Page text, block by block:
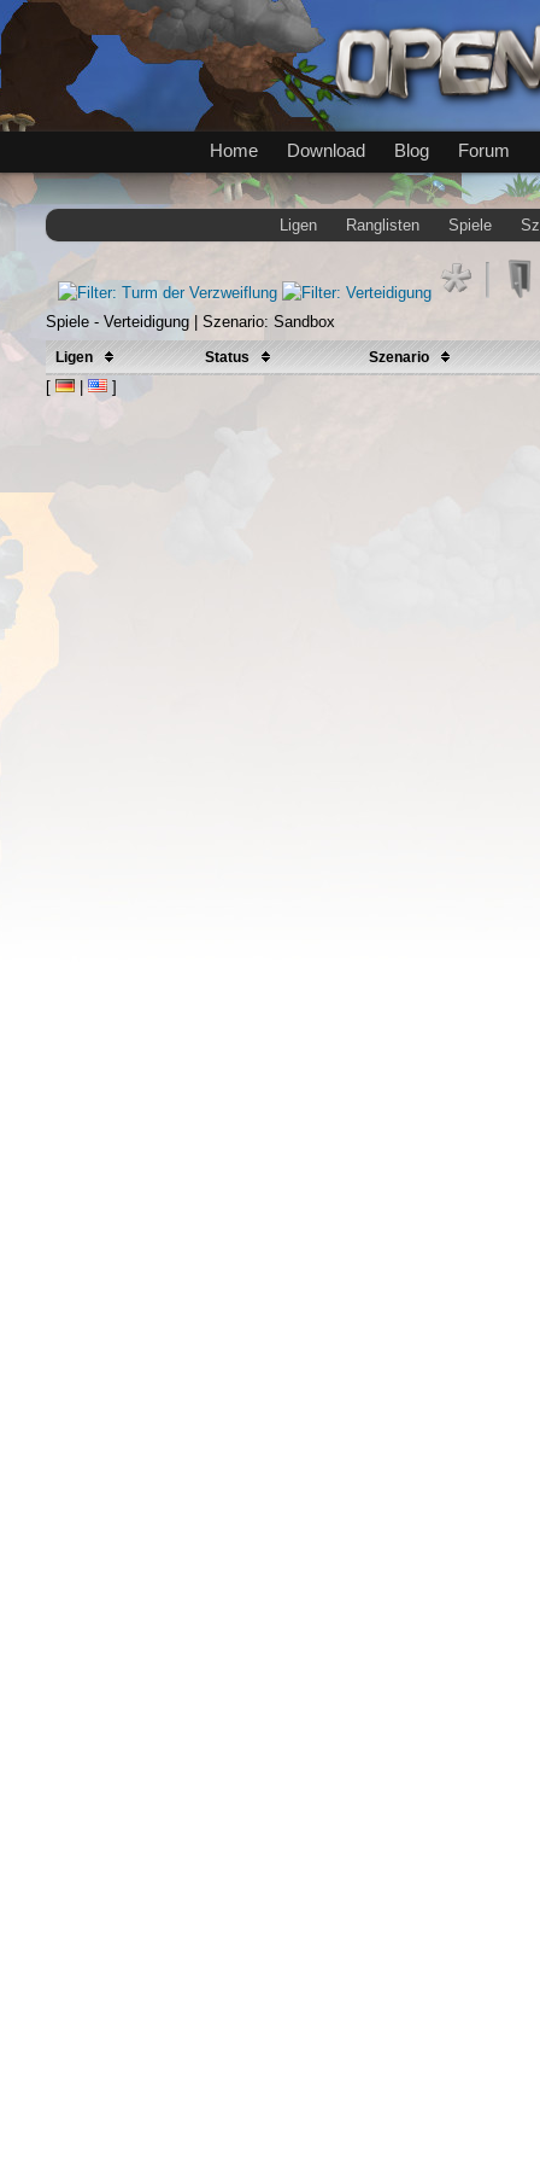
Home Download Blog Forum
Ligen Ranglisten Spiele
Spiele - Verteidigung | Szenario: Sandbox
Ligen Status Szenario
[ | ]